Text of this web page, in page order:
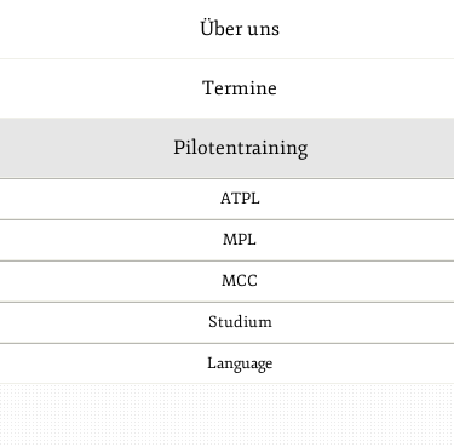
Über uns
Termine
Pilotentraining
ATPL
MPL
MCC
Studium
Language